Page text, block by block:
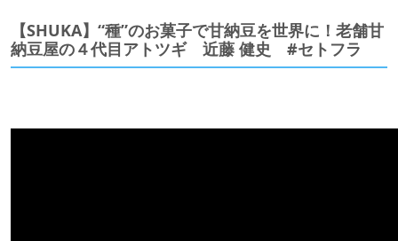
【SHUKA】“種”のお菓子で甘納豆を世界に！老舗甘
納豆屋の４代目アトツギ 近藤 健史 #セトフラ